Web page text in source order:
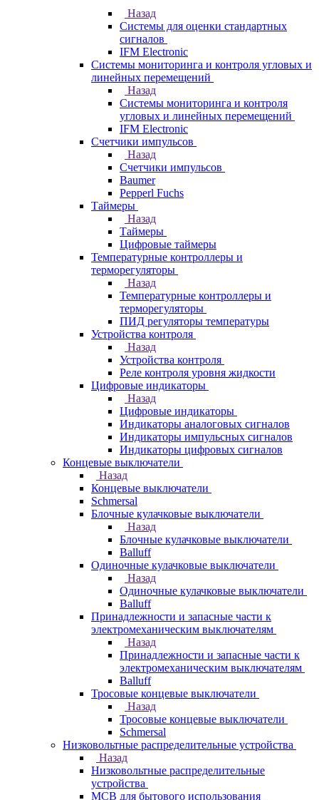
Назад
Системы для оценки стандартных
сигналов
IFM Electronic
Системы мониторинга и контроля угловых и
линейных перемещений
Назад
Системы мониторинга и контроля
угловых и линейных перемещений
IFM Electronic
Счетчики импульсов
Назад
Счетчики импульсов
Baumer
Pepperl Fuchs
Таймеры
Назад
Таймеры
Цифровые таймеры
Температурные контроллеры и
терморегуляторы
Назад
Температурные контроллеры и
терморегуляторы
ПИД регуляторы температуры
Устройства контроля
Назад
Устройства контроля
Реле контроля уровня жидкости
Цифровые индикаторы
Назад
Цифровые индикаторы
Индикаторы аналоговых сигналов
Индикаторы импульсных сигналов
Индикаторы цифровых сигналов
Концевые выключатели
Назад
Концевые выключатели
Schmersal
Блочные кулачковые выключатели
Назад
Блочные кулачковые выключатели
Balluff
Одиночные кулачковые выключатели
Назад
Одиночные кулачковые выключатели
Balluff
Принадлежности и запасные части к
электромеханическим выключателям
Назад
Принадлежности и запасные части к
электромеханическим выключателям
Balluff
Тросовые концевые выключатели
Назад
Тросовые концевые выключатели
Schmersal
Низковольтные распределительные устройства
Назад
Низковольтные распределительные
устройства
MCB для бытового использования